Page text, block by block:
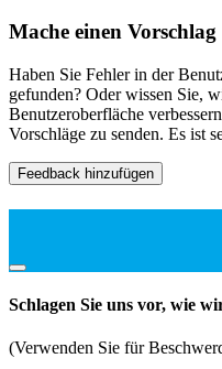
Mache einen Vorschlag
Haben Sie Fehler in der
gefunden? Oder wissen Sie,
Benutzeroberfläche
Vorschläge zu senden. Es ist
Feedback hinzufügen
Schlagen Sie uns vor, wie
(Verwenden Sie für